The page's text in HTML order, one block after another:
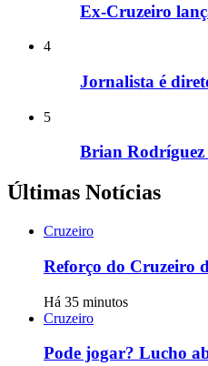
Ex-Cruzeiro
4
Jornalista é
5
Brian Rodríguez
Últimas Notícias
Cruzeiro
Reforço do Cruzeiro
Há 35 minutos
Cruzeiro
Pode jogar? Lucho